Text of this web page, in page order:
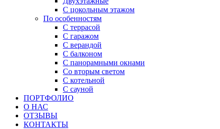
С цокольным этажом
По особенностям
С террасой
С гаражом
С верандой
С балконом
С панорамными окнами
Со вторым светом
С котельной
С сауной
ПОРТФОЛИО
О НАС
ОТЗЫВЫ
КОНТАКТЫ